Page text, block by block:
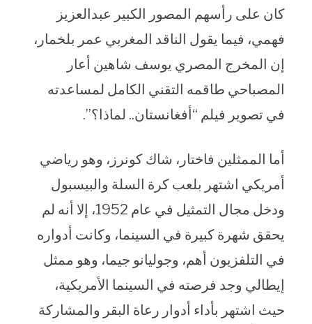
كان على رأسهم المصور الكبير عبدالعزيز
فهمي، فيما يقول الناقد المغربي عمر بلخمار،
إن المخرج المصري يوسف شاهين أعار
المصباحي طاقمه التقني الكامل لمساعدته
في تصوير فيلم “أفغانستان.. لماذا؟”.
أما الممثلين فاختار، شاك كونرز، وهو رياضي
أمريكي اشتهر بلعب كرة السلة والبيسبول
ودخل مجال التمثيل في عام 1952، إلا أنه لم
يحقق شهرة كبيرة في السينما، وكانت أدواره
في التلفزيون أهم، وجوليانو جيما، وهو ممثل
إيطالي وجد فرصته في السينما الأمريكية،
حيث اشتهر بأداء أدوار رعاة البقر والمشاركة